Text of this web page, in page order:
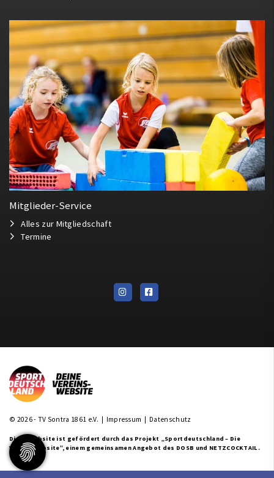
Mitglieder-Service
Alles zur Mitgliedschaft
Termine
© 2026 - TV Sontra 1861 e.V. | Impressum | Datenschutz
Diese Website ist gefördert durch das Projekt „Sportdeutschland – Die
Vereinswebsite”, einem gemeinsamen Angebot des DOSB und NETZCOCKTAIL.